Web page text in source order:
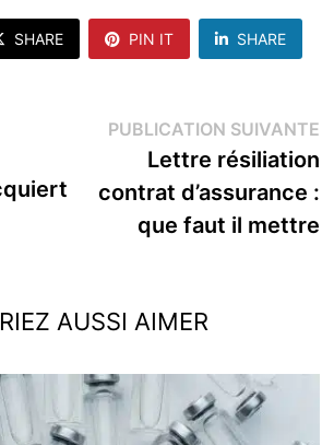
SHARE PIN IT SHARE
:
PUBLICATION SUIVANTE
Lettre résiliation
contrat d’assurance :
que faut il mettre
AUSSI AIMER